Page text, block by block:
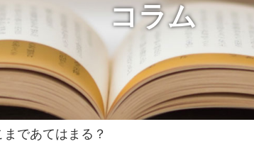
コラム
であてはまる？